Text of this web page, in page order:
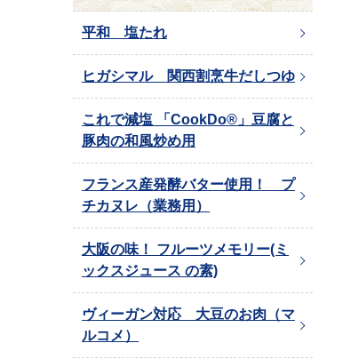
平和 塩たれ
ヒガシマル 関西割烹牛だしつゆ
これで減塩 「CookDo®」豆腐と
豚肉の和風炒め用
フランス産発酵バター使用！ プ
チカヌレ（業務用）
大阪の味！ フルーツメモリー(ミ
ックスジュース の素)
ヴィーガン対応 大豆のお肉（マ
ルコメ）